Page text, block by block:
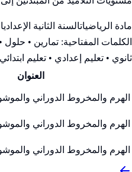
مادة الرياضياتالسنة الثانية الإعدادي
الكلمات المفتاحية: تمارين • حلول
ثانوي • تعليم إعدادي • تعليم
العنوان
الهرم والمخروط الدوراني
الهرم والمخروط الدوراني
الهرم والمخروط الدوراني